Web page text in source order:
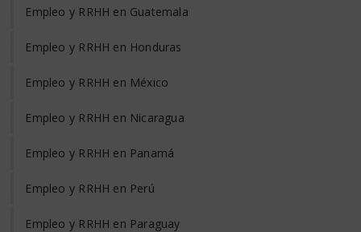
Empleo y RRHH en Guatemala
Empleo y RRHH en Honduras
Empleo y RRHH en México
Empleo y RRHH en Nicaragua
Empleo y RRHH en Panamá
Empleo y RRHH en Perú
Empleo y RRHH en Paraguay